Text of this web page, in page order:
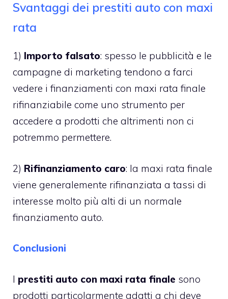
Svantaggi dei prestiti auto con maxi
rata
1) Importo falsato: spesso le pubblicità e le
campagne di marketing tendono a farci
vedere i finanziamenti con maxi rata finale
rifinanziabile come uno strumento per
accedere a prodotti che altrimenti non ci
potremmo permettere.
2) Rifinanziamento caro: la maxi rata finale
viene generalemente rifinanziata a tassi di
interesse molto più alti di un normale
finanziamento auto.
Conclusioni
I prestiti auto con maxi rata finale sono
prodotti particolarmente adatti a chi deve